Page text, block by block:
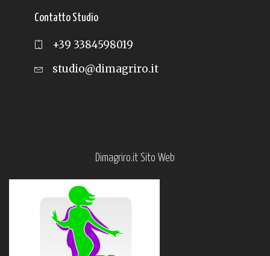
Contatto Studio
+39 3384598019
studio@dimagriro.it
Dimagriro.it Sito Web